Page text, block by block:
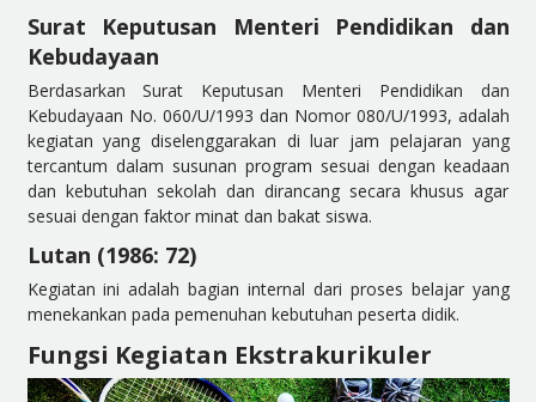
Surat Keputusan Menteri Pendidikan dan
Kebudayaan
Berdasarkan Surat Keputusan Menteri Pendidikan dan
Kebudayaan No. 060/U/1993 dan Nomor 080/U/1993, adalah
kegiatan yang diselenggarakan di luar jam pelajaran yang
tercantum dalam susunan program sesuai dengan keadaan
dan kebutuhan sekolah dan dirancang secara khusus agar
sesuai dengan faktor minat dan bakat siswa.
Lutan (1986: 72)
Kegiatan ini adalah bagian internal dari proses belajar yang
menekankan pada pemenuhan kebutuhan peserta didik.
Fungsi Kegiatan Ekstrakurikuler